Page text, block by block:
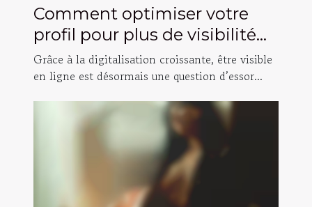
Comment optimiser votre
profil pour plus de visibilité
en ligne ?
Grâce à la digitalisation croissante, être visible
en ligne est désormais une question d’essor...